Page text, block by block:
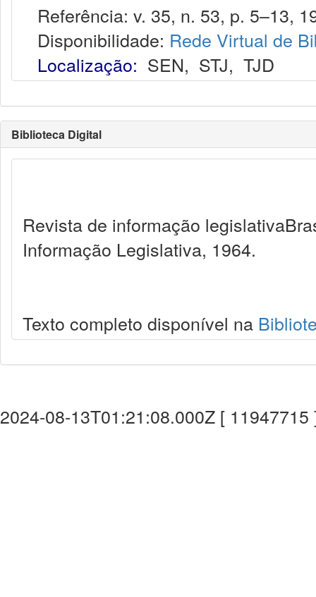
Referência: v. 35, n. 53, p. 5–13,
Disponibilidade: Rede Virtual de
Localização: SEN, STJ, TJD
Biblioteca Digital
Revista de informação
Informação Legislativa, 1964.
Texto completo disponível na
2024-08-13T01:21:08.000Z [ 11947715